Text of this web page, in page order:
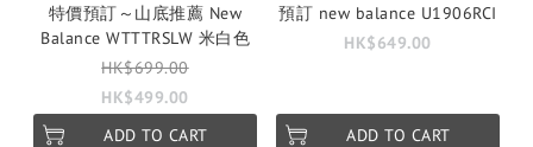
特價預訂～山底推薦 New
Balance WTTTRSLW 米白色
HK$699.00
HK$499.00
ADD TO CART
預訂 new balance U1906RCI
HK$649.00
ADD TO CART